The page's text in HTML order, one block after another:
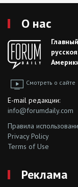
О нас
Смотреть о сайте
E-mail редакции:
info@forumdaily.com
Правила
Privacy Policy
Terms of Use
Реклама